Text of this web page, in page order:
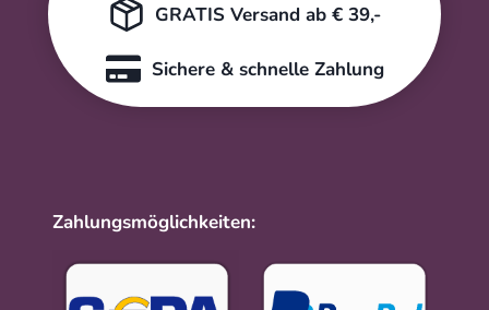
GRATIS Versand ab € 39,-
Sichere & schnelle Zahlung
Zahlungsmöglichkeiten: